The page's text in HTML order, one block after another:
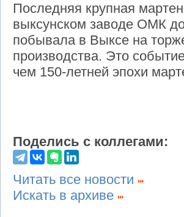
Последняя крупная
выксунском заводе ОМК
побывала в Выксе на
производства. Это
чем 150-летней эпохи
Поделись с коллегами:
Читать все новости
Искать в архиве